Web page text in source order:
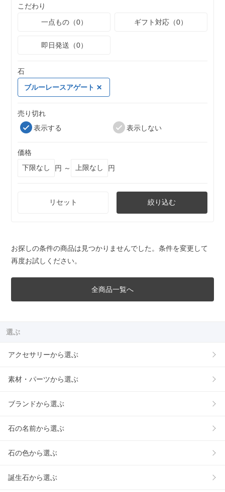
こだわり
一点もの（0）
ギフト対応（0）
即日発送（0）
石
ブルーレースアゲート
売り切れ
表示する
表示しない
価格
円 ～
円
リセット 絞り込む
お探しの条件の商品は見つかりませんでした。条件を変更して
再度お試しください。
全商品一覧へ
選ぶ
アクセサリーから選ぶ
素材・パーツから選ぶ
ブランドから選ぶ
石の名前から選ぶ
石の色から選ぶ
誕生石から選ぶ